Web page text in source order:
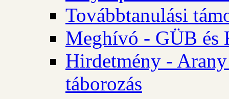
Továbbtanulási
Meghívó - GÜB és
Hirdetmény - Arany
táborozás